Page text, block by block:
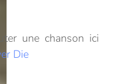
une chanson ici
Die